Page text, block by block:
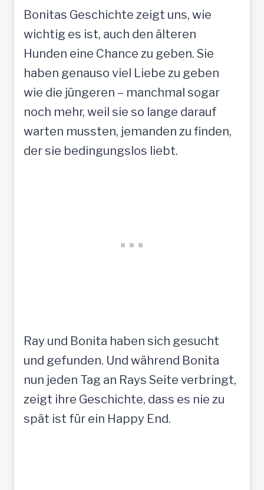
Bonitas Geschichte zeigt uns, wie
wichtig es ist, auch den älteren
Hunden eine Chance zu geben. Sie
haben genauso viel Liebe zu geben
wie die jüngeren – manchmal sogar
noch mehr, weil sie so lange darauf
warten mussten, jemanden zu finden,
der sie bedingungslos liebt.
Ray und Bonita haben sich gesucht
und gefunden. Und während Bonita
nun jeden Tag an Rays Seite verbringt,
zeigt ihre Geschichte, dass es nie zu
spät ist für ein Happy End.